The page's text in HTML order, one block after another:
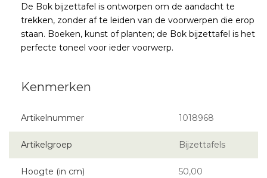
De Bok bijzettafel is ontworpen om de aandacht te
trekken, zonder af te leiden van de voorwerpen die erop
staan. Boeken, kunst of planten; de Bok bijzettafel is het
perfecte toneel voor ieder voorwerp.
Artikelnummer 1018968
Artikelgroep Bijzettafels
Hoogte (in cm) 50,00